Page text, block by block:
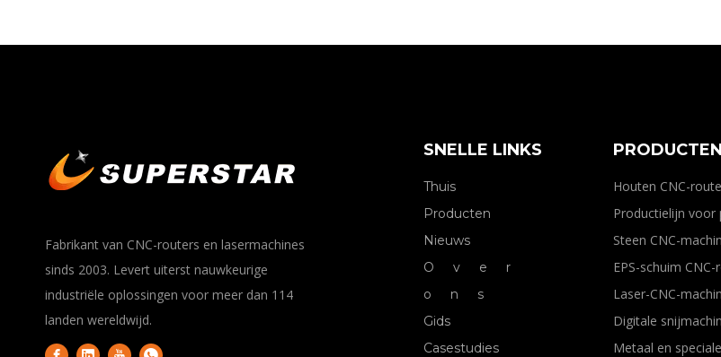
Fabrikant van CNC-routers en lasermachines
sinds 2003. Levert uiterst nauwkeurige
industriële oplossingen voor meer dan 114
landen wereldwijd.
SNELLE LINKS
Thuis
Producten
Nieuws
Over
ons
Gids
Casestudies
Houten CNC-
Productielijn voor
Steen CNC-
EPS-schuim CNC-
Laser-CNC-
Digitale
Metaal en